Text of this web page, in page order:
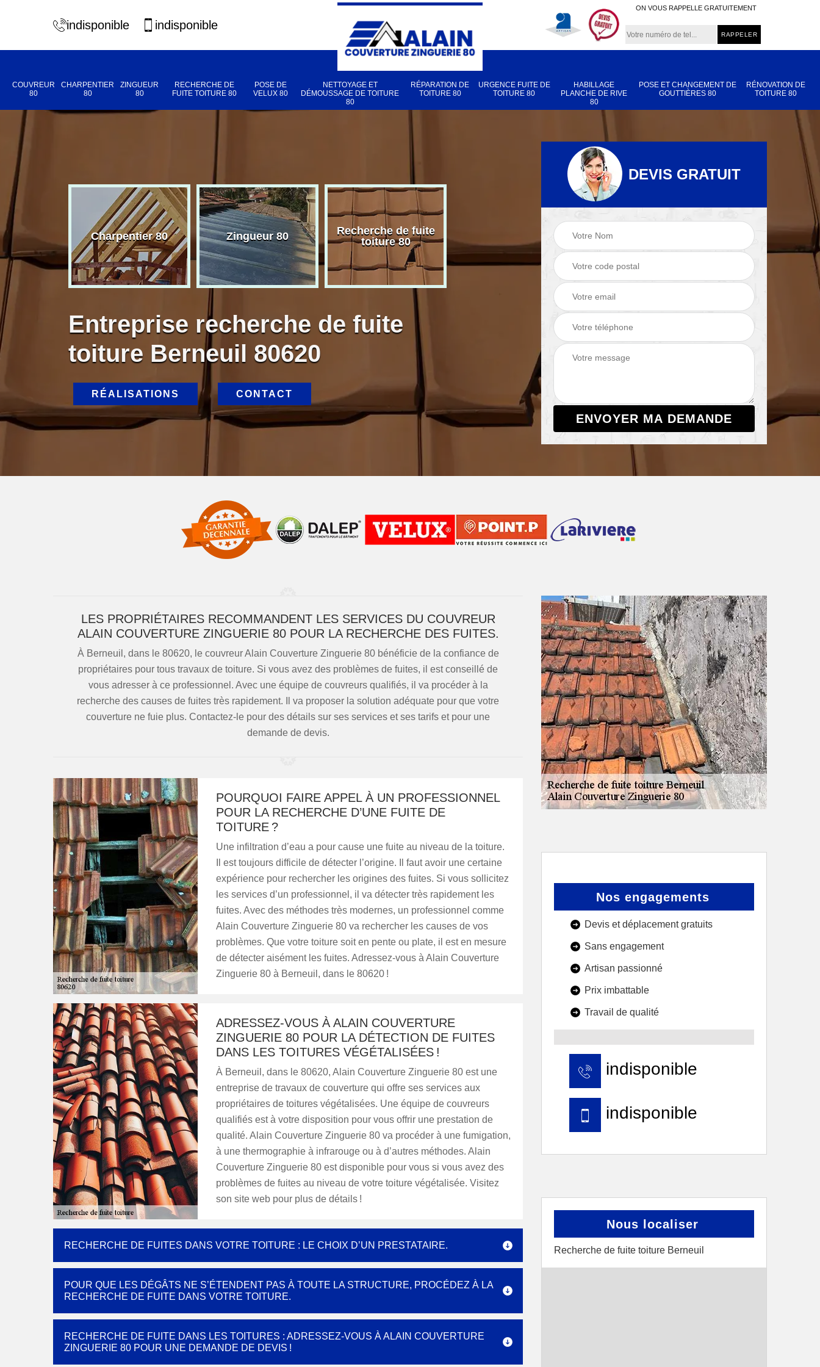
indisponible indisponible
ON VOUS RAPPELLE GRATUITEMENT
COUVREUR
80
CHARPENTIER
80
ZINGUEUR
80
RECHERCHE DE
FUITE TOITURE 80
POSE DE
VELUX 80
NETTOYAGE ET
DÉMOUSSAGE DE TOITURE
80
RÉPARATION DE
TOITURE 80
URGENCE FUITE DE
TOITURE 80
HABILLAGE
PLANCHE DE RIVE
80
POSE ET CHANGEMENT DE
GOUTTIÈRES 80
RÉNOVATION DE
TOITURE 80
80 Charpentier 80 Zingueur 80
Recherche de fuite
toiture 80
Pose de velux 80
Nettoyage et
démoussage de
toiture 80
Réparation de
toiture 80
Entreprise recherche de fuite
toiture Berneuil 80620
RÉALISATIONS CONTACT
DEVIS GRATUIT
LES PROPRIÉTAIRES RECOMMANDENT LES SERVICES DU COUVREUR
ALAIN COUVERTURE ZINGUERIE 80 POUR LA RECHERCHE DES FUITES.
À Berneuil, dans le 80620, le couvreur Alain Couverture Zinguerie 80 bénéficie de la confiance de
propriétaires pour tous travaux de toiture. Si vous avez des problèmes de fuites, il est conseillé de
vous adresser à ce professionnel. Avec une équipe de couvreurs qualifiés, il va procéder à la
recherche des causes de fuites très rapidement. Il va proposer la solution adéquate pour que votre
couverture ne fuie plus. Contactez-le pour des détails sur ses services et ses tarifs et pour une
demande de devis.
POURQUOI FAIRE APPEL À UN PROFESSIONNEL
POUR LA RECHERCHE D’UNE FUITE DE
TOITURE ?
Une infiltration d’eau a pour cause une fuite au niveau de la toiture.
Il est toujours difficile de détecter l’origine. Il faut avoir une certaine
expérience pour rechercher les origines des fuites. Si vous sollicitez
les services d’un professionnel, il va détecter très rapidement les
fuites. Avec des méthodes très modernes, un professionnel comme
Alain Couverture Zinguerie 80 va rechercher les causes de vos
problèmes. Que votre toiture soit en pente ou plate, il est en mesure
de détecter aisément les fuites. Adressez-vous à Alain Couverture
Zinguerie 80 à Berneuil, dans le 80620 !
ADRESSEZ-VOUS À ALAIN COUVERTURE
ZINGUERIE 80 POUR LA DÉTECTION DE FUITES
DANS LES TOITURES VÉGÉTALISÉES !
À Berneuil, dans le 80620, Alain Couverture Zinguerie 80 est une
entreprise de travaux de couverture qui offre ses services aux
propriétaires de toitures végétalisées. Une équipe de couvreurs
qualifiés est à votre disposition pour vous offrir une prestation de
qualité. Alain Couverture Zinguerie 80 va procéder à une fumigation,
à une thermographie à infrarouge ou à d’autres méthodes. Alain
Couverture Zinguerie 80 est disponible pour vous si vous avez des
problèmes de fuites au niveau de votre toiture végétalisée. Visitez
son site web pour plus de détails !
RECHERCHE DE FUITES DANS VOTRE TOITURE : LE CHOIX D’UN PRESTATAIRE.
POUR QUE LES DÉGÂTS NE S’ÉTENDENT PAS À TOUTE LA STRUCTURE, PROCÉDEZ À LA
RECHERCHE DE FUITE DANS VOTRE TOITURE.
RECHERCHE DE FUITE DANS LES TOITURES : ADRESSEZ-VOUS À ALAIN COUVERTURE
ZINGUERIE 80 POUR UNE DEMANDE DE DEVIS !
Nos engagements
Devis et déplacement gratuits
Sans engagement
Artisan passionné
Prix imbattable
Travail de qualité
indisponible
indisponible
Nous localiser
Recherche de fuite toiture Berneuil